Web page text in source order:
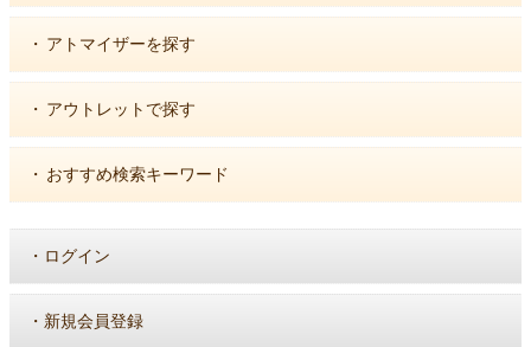
・ アトマイザーを探す
・ アウトレットで探す
・ おすすめ検索キーワード
・ ログイン
・ 新規会員登録